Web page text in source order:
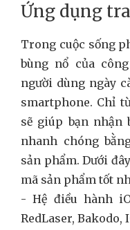
Ứng dụng
Trong cuộc sống
bùng nổ của
người dùng ngày
smartphone. Chỉ
sẽ giúp bạn nhận
nhanh chóng
sản phẩm. Dưới
mã sản phẩm tốt
- Hệ điều hành
RedLaser, Bakodo,